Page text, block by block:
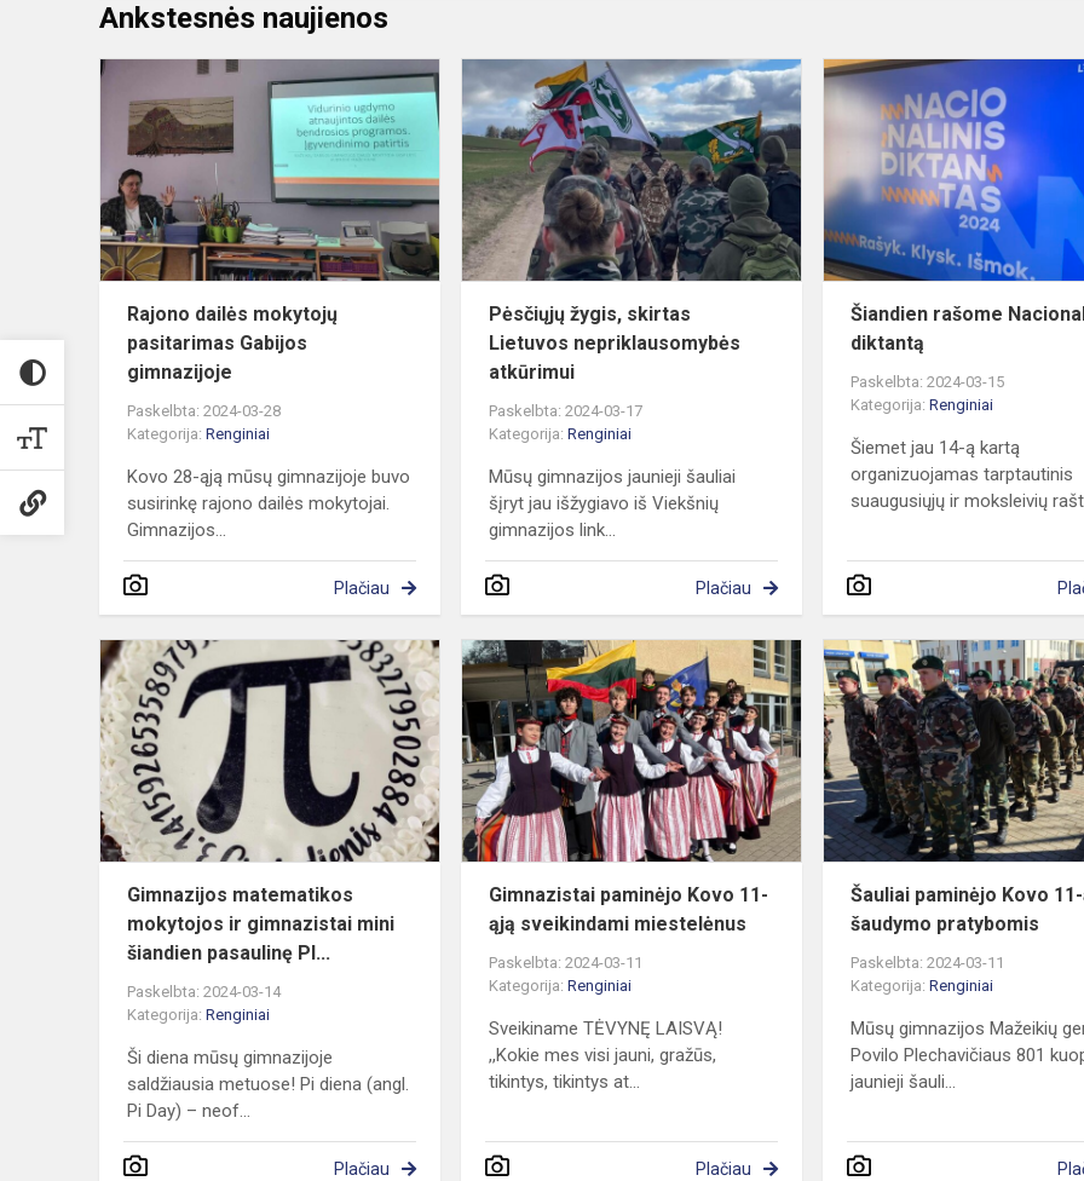
Ankstesnės naujienos
Rajono
dailės
mokytojų
pasitarimas
Gabijos
gimnazijoje
Rajono dailės mokytojų
pasitarimas Gabijos
gimnazijoje
Paskelbta: 2024-03-28
Kategorija: Renginiai
Kovo 28-ąją mūsų gimnazijoje buvo
susirinkę rajono dailės mokytojai.
Gimnazijos...
Plačiau
Pėsčiųjų
žygis,
skirtas
nepriklausomybės
atkūrimui
Pėsčiųjų žygis, skirtas
Lietuvos nepriklausomybės
atkūrimui
Paskelbta: 2024-03-17
Kategorija:Renginiai
Mūsų gimnazijos jaunieji šauliai
šįryt jau išžygiavo iš Viekšnių
gimnazijos link...
Plačiau
Šiandien rašome
diktantą
Paskelbta: 2024-03-15
Kategorija:Renginiai
Šiemet jau 14-ą kartą
organizuojamas tarptautinis
suaugusiųjų ir moksleivių
Gimnazijos
matematikos
mokytojos
ir
gimnazistai
mini
šiandi...
Gimnazijos matematikos
mokytojos ir gimnazistai mini
šiandien pasaulinę PI...
Paskelbta: 2024-03-14
Kategorija: Renginiai
Ši diena mūsų gimnazijoje
saldžiausia metuose! Pi diena (angl.
Pi Day) – neof...
Plačiau
Gimnazistai
paminėjo
Kovo
11-
ąją
sveikindami
miestelėnus
Gimnazistai paminėjo Kovo 11-
ąją sveikindami miestelėnus
Paskelbta: 2024-03-11
Kategorija:Renginiai
Sveikiname TĖVYNĘ LAISVĄ!
,,Kokie mes visi jauni, gražūs,
tikintys, tikintys at...
Plačiau
Šauliai paminėjo Kovo
šaudymo pratybomis
Paskelbta: 2024-03-11
Kategorija:Renginiai
Mūsų gimnazijos Mažeikių
Povilo Plechavičiaus 801
jaunieji šauli...